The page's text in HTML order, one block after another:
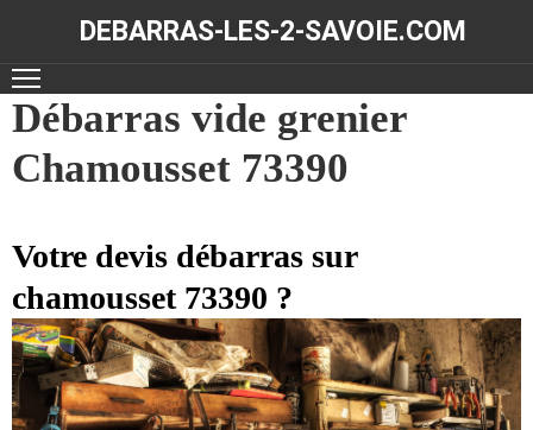
DEBARRAS-LES-2-SAVOIE.COM
ACCUEIL
DÉBARRAS
RÉALISATIONS
CONTACT
Débarras vide grenier
Chamousset 73390
Votre devis débarras sur
chamousset 73390 ?